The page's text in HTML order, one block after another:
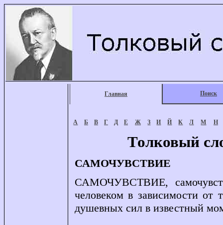
Главная Поиск
А Б В Г Д Е Ж З И Й К Л М Н
Толковый
САМОЧУВСТВИЕ
САМОЧУВСТВИЕ,
человеком в зависимости от
душевных сил в известный